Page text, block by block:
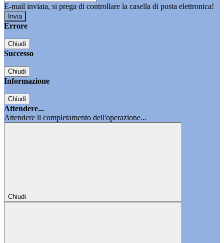
E-mail inviata, si prega di controllare la casella di posta elettronica!
Errore
Chiudi
Successo
Chiudi
Informazione
Chiudi
Attendere...
Attendere il completamento dell'operazione...
Chiudi